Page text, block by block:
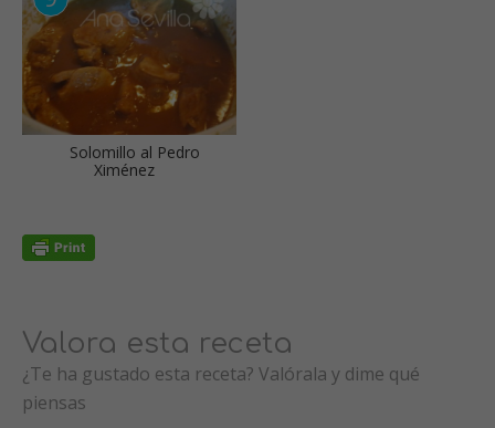
Solomillo al Pedro
Ximénez
Valora esta receta
¿Te ha gustado esta receta? Valórala y dime qué
piensas